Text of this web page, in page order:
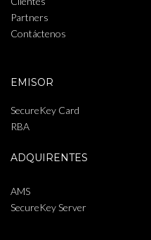
Partners
Contáctenos
EMISOR
SecureKey Card
RBA
ADQUIRENTES
AMS
SecureKey Server